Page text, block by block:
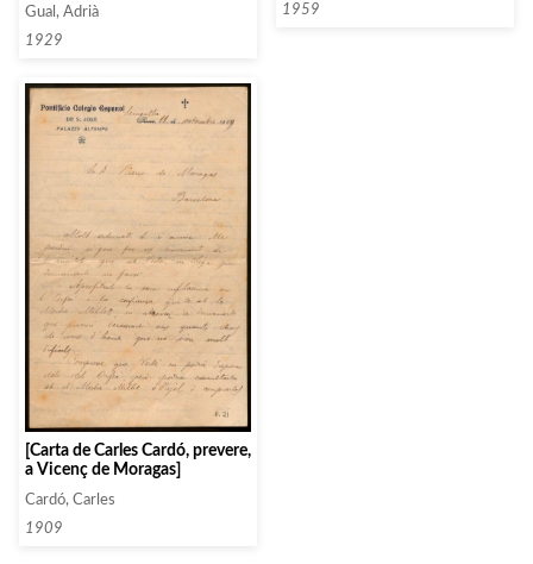
Gual, Adrià
1929
1959
[Carta de Carles Cardó, prevere,
a Vicenç de Moragas]
Cardó, Carles
1909